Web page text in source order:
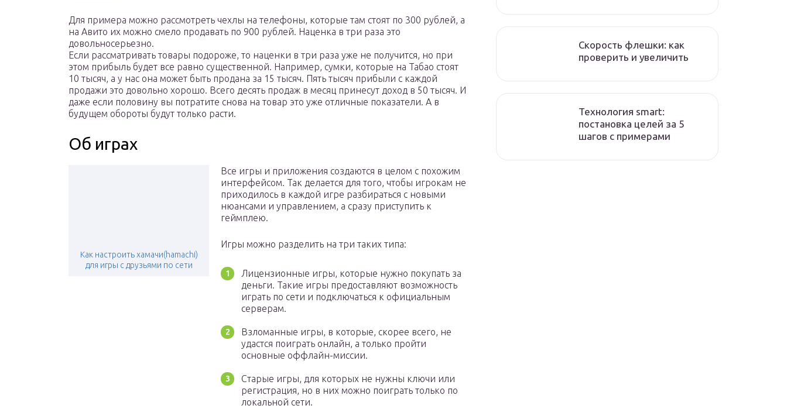
Для примера можно рассмотреть чехлы на телефоны, которые там стоят по 300 рублей, а
на Авито их можно смело продавать по 900 рублей. Наценка в три раза это
довольносерьезно.
Если рассматривать товары подороже, то наценки в три раза уже не получится, но при
этом прибыль будет все равно существенной. Например, сумки, которые на Табао стоят
10 тысяч, а у нас она может быть продана за 15 тысяч. Пять тысяч прибыли с каждой
продажи это довольно хорошо. Всего десять продаж в месяц принесут доход в 50 тысяч. И
даже если половину вы потратите снова на товар это уже отличные показатели. А в
будущем обороты будут только расти.
Об играх
Как настроить хамачи(hamachi)
для игры с друзьями по сети
Все игры и приложения создаются в целом c похожим
интерфейсом. Так делается для того, чтобы игрокам не
приходилось в каждой игре разбираться с новыми
нюансами и управлением, а сразу приступить к
геймплею.
Игры можно разделить на три таких типа:
Лицензионные игры, которые нужно покупать за
деньги. Такие игры предоставляют возможность
играть по сети и подключаться к официальным
серверам.
Взломанные игры, в которые, скорее всего, не
удастся поиграть онлайн, а только пройти
основные оффлайн-миссии.
Старые игры, для которых не нужны ключи или
регистрация, но в них можно поиграть только по
локальной сети.
Скорость флешки: как
проверить и увеличить
Технология smart:
постановка целей за 5
шагов с примерами